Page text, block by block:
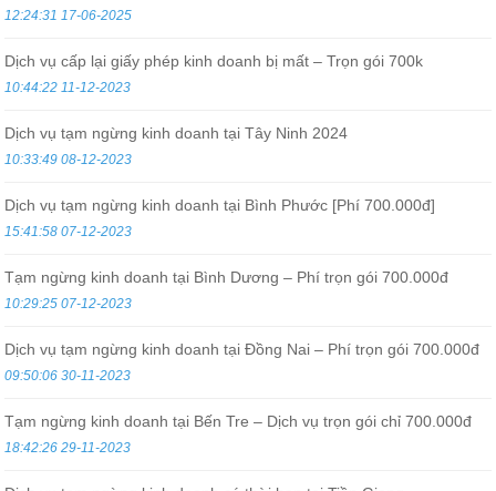
12:24:31 17-06-2025
Dịch vụ cấp lại giấy phép kinh doanh bị mất – Trọn gói 700k
10:44:22 11-12-2023
Dịch vụ tạm ngừng kinh doanh tại Tây Ninh 2024
10:33:49 08-12-2023
Dịch vụ tạm ngừng kinh doanh tại Bình Phước [Phí 700.000đ]
15:41:58 07-12-2023
Tạm ngừng kinh doanh tại Bình Dương – Phí trọn gói 700.000đ
10:29:25 07-12-2023
Dịch vụ tạm ngừng kinh doanh tại Đồng Nai – Phí trọn gói 700.000đ
09:50:06 30-11-2023
Tạm ngừng kinh doanh tại Bến Tre – Dịch vụ trọn gói chỉ 700.000đ
18:42:26 29-11-2023